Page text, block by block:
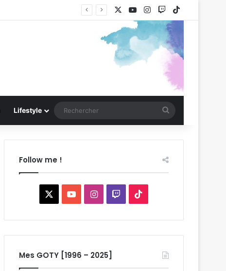
YouTubeInstagram
Twitch
Lifestyle
Follow me !
YouTubeInstagram
Twitch
Mes GOTY [1996 – 2025]